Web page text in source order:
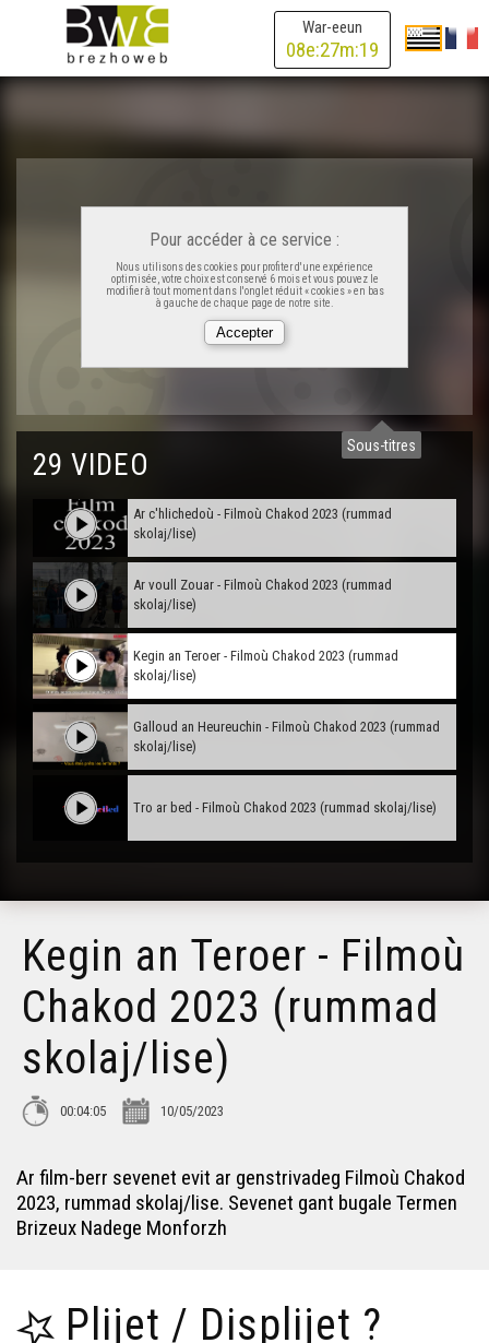
War-eeun
08e:27m:18
Sous-titres
Pour accéder à ce service :
Nous utilisons des cookies pour profiter d'une expérience
optimisée, votre choix est conservé 6 mois et vous pouvez le
modifier à tout moment dans l'onglet réduit « cookies » en bas
à gauche de chaque page de notre site.
29 VIDEO
Dragon Ball Bzh - Filmoù Chakod 2023 (rummad
skolaj/lise)
Kouign Amann - Filmoù Chakod 2023 (rummad
Beajiñ tro-dro d'ar bed - Filmoù Chakod 2023 (rummad
Kidnapping Nedeleg - Filmoù Chakod 2023 (rummad
skolaj/lise)
Tro ar bed - Filmoù Chakod 2023 (rummad skolaj/lise)
Un deiz ur c'hliche - Filmoù Chakod 2023 (rummad
Ergerzherien - Filmoù Chakod 2023 (rummad skolaj/lise)
Ar c'hlichedoù - Filmoù Chakod 2023 (rummad
skolaj/lise)
Ar voull Zouar - Filmoù Chakod 2023 (rummad
skolaj/lise)
Kegin an Teroer - Filmoù Chakod 2023 (rummad
skolaj/lise)
Galloud an Heureuchin - Filmoù Chakod 2023 (rummad
skolaj/lise)
Tro ar bed - Filmoù Chakod 2023 (rummad skolaj/lise)
Kegin an Teroer - Filmoù
Chakod 2023 (rummad
skolaj/lise)
00:04:05 10/05/2023
Ar film-berr sevenet evit ar genstrivadeg Filmoù Chakod
2023, rummad skolaj/lise. Sevenet gant bugale Termen
Brizeux Nadege Monforzh
Plijet / Displijet ?